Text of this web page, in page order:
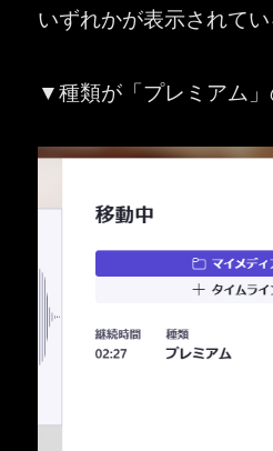
いずれかが表示されてい
▼種類が「プレミアム